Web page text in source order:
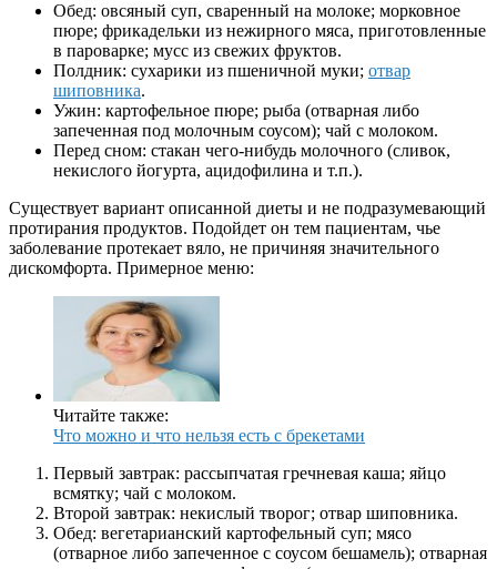
Обед: овсяный суп, сваренный на молоке; морковное
пюре; фрикадельки из нежирного мяса, приготовленные
в пароварке; мусс из свежих фруктов.
Полдник: сухарики из пшеничной муки; отвар
шиповника.
Ужин: картофельное пюре; рыба (отварная либо
запеченная под молочным соусом); чай с молоком.
Перед сном: стакан чего-нибудь молочного (сливок,
некислого йогурта, ацидофилина и т.п.).
Существует вариант описанной диеты и не подразумевающий
протирания продуктов. Подойдет он тем пациентам, чье
заболевание протекает вяло, не причиняя значительного
дискомфорта. Примерное меню:
Читайте также:
Что можно и что нельзя есть с брекетами
Первый завтрак: рассыпчатая гречневая каша; яйцо
всмятку; чай с молоком.
Второй завтрак: некислый творог; отвар шиповника.
Обед: вегетарианский картофельный суп; мясо
(отварное либо запеченное с соусом бешамель); отварная